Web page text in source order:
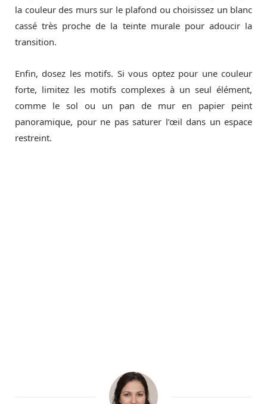
la couleur des murs sur le plafond ou choisissez un blanc
cassé très proche de la teinte murale pour adoucir la
transition.
Enfin, dosez les motifs. Si vous optez pour une couleur
forte, limitez les motifs complexes à un seul élément,
comme le sol ou un pan de mur en papier peint
panoramique, pour ne pas saturer l’œil dans un espace
restreint.